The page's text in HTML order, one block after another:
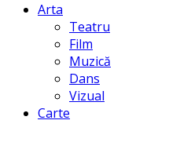
Arta
Teatru
Film
Muzică
Dans
Vizual
Carte